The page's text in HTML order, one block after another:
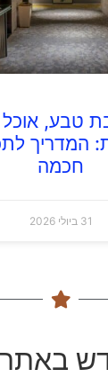
אוכל
המדריך
חכמה
31 ביולי 2026